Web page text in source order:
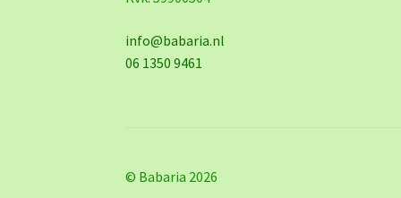
info@babaria.nl
06 1350 9461
© Babaria 2026